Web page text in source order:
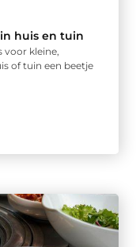
huis en tuin
voor kleine,
of tuin een beetje